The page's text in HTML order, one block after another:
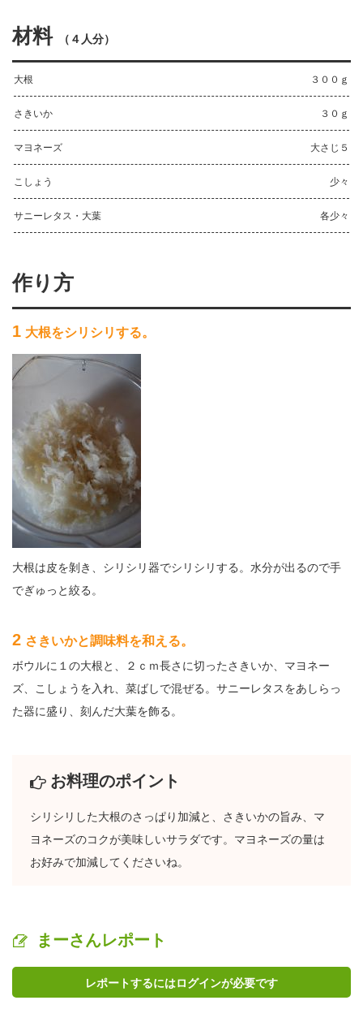
材料 （ ４人分）
大根 ３００ｇ
さきいか ３０ｇ
マヨネーズ 大さじ５
こしょう 少々
サニーレタス・大葉 各少々
作り方
1 大根をシリシリする。
大根は皮を剝き、シリシリ器でシリシリする。水分が出るので手
でぎゅっと絞る。
2 さきいかと調味料を和える。
ボウルに１の大根と、２ｃｍ長さに切ったさきいか、マヨネー
ズ、こしょうを入れ、菜ばしで混ぜる。サニーレタスをあしらっ
た器に盛り、刻んだ大葉を飾る。
お料理のポイント
シリシリした大根のさっぱり加減と、さきいかの旨み、マ
ヨネーズのコクが美味しいサラダです。マヨネーズの量は
お好みで加減してくださいね。
まーさんレポート
レポートするにはログインが必要です